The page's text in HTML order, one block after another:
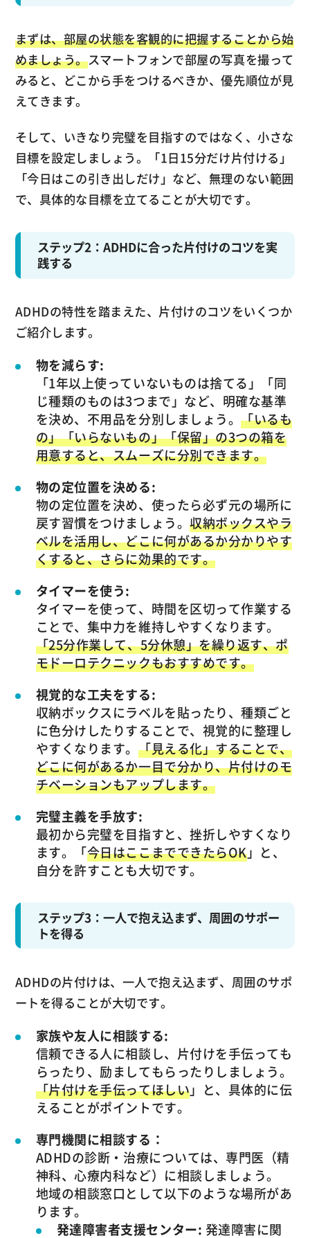
まずは、部屋の状態を客観的に把握することから始
めましょう。スマートフォンで部屋の写真を撮って
みると、どこから手をつけるべきか、優先順位が見
えてきます。
そして、いきなり完璧を目指すのではなく、小さな
目標を設定しましょう。「1日15分だけ片付ける」
「今日はこの引き出しだけ」など、無理のない範囲
で、具体的な目標を立てることが大切です。
ステップ2：ADHDに合った片付けのコツを実
践する
ADHDの特性を踏まえた、片付けのコツをいくつか
ご紹介します。
物を減らす:
「1年以上使っていないものは捨てる」「同
じ種類のものは3つまで」など、明確な基準
を決め、不用品を分別しましょう。「いるも
の」「いらないもの」「保留」の3つの箱を
用意すると、スムーズに分別できます。
物の定位置を決める:
物の定位置を決め、使ったら必ず元の場所に
戻す習慣をつけましょう。収納ボックスやラ
ベルを活用し、どこに何があるか分かりやす
くすると、さらに効果的です。
タイマーを使う:
タイマーを使って、時間を区切って作業する
ことで、集中力を維持しやすくなります。
「25分作業して、5分休憩」を繰り返す、ポ
モドーロテクニックもおすすめです。
視覚的な工夫をする:
収納ボックスにラベルを貼ったり、種類ごと
に色分けしたりすることで、視覚的に整理し
やすくなります。 「見える化」することで、
どこに何があるか一目で分かり、片付けのモ
チベーションもアップします。
完璧主義を手放す:
最初から完璧を目指すと、挫折しやすくなり
ます。「今日はここまでできたらOK」と、
自分を許すことも大切です。
ステップ3：一人で抱え込まず、周囲のサポー
トを得る
ADHDの片付けは、一人で抱え込まず、周囲のサポ
ートを得ることが大切です。
家族や友人に相談する:
信頼できる人に相談し、片付けを手伝っても
らったり、励ましてもらったりしましょう。
「片付けを手伝ってほしい」と、具体的に伝
えることがポイントです。
専門機関に相談する：
ADHDの診断・治療については、専門医（精
神科、心療内科など）に相談しましょう。
地域の相談窓口として以下のような場所があ
ります。
発達障害者支援センター: 発達障害に関